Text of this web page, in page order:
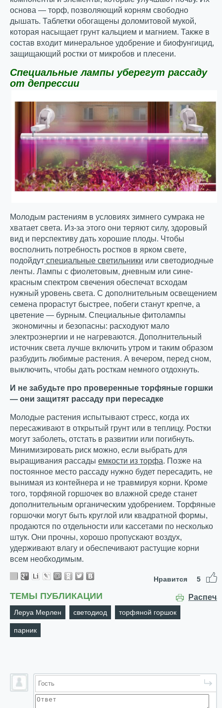
основа — торф, позволяющий корням свободно
дышать. Таблетки обогащены доломитовой мукой,
которая насыщает грунт кальцием и магнием. Также в
состав входит минеральное удобрение и биофунгицид,
защищающий ростки от микробов и плесени.
Специальные лампы уберегут рассаду
от депрессии
Молодым растениям в условиях зимнего сумрака не
хватает света. Из-за этого они теряют силу, здоровый
вид и перспективу дать хорошие плоды. Чтобы
восполнить потребность ростков в ярком свете,
подойдут специальные светильники или светодиодные
ленты. Лампы с фиолетовым, дневным или сине-
красным спектром свечения обеспечат всходам
нужный уровень света. С дополнительным освещением
семена прорастут быстрее, побеги станут крепче, а
цветение — бурным. Специальные фитолампы
экономичны и безопасны: расходуют мало
электроэнергии и не нагреваются. Дополнительный
источник света лучше включить утром и таким образом
разбудить любимые растения. А вечером, перед сном,
выключить, чтобы дать росткам немного отдохнуть.
И не забудьте про проверенные торфяные горшки
— они защитят рассаду при пересадке
Молодые растения испытывают стресс, когда их
пересаживают в открытый грунт или в теплицу. Ростки
могут заболеть, отстать в развитии или погибнуть.
Минимизировать риск можно, если выбрать для
выращивания рассады емкости из торфа. Позже на
постоянное место рассаду нужно будет пересадить, не
вынимая из контейнера и не травмируя корни. Кроме
того, торфяной горшочек во влажной среде станет
дополнительным органическим удобрением. Торфяные
горшочки могут быть круглой или квадратной формы,
продаются по отдельности или кассетами по несколько
штук. Они прочны, хорошо пропускают воздух,
удерживают влагу и обеспечивают растущие корни
всем необходимым.
Нравится 5
ТЕМЫ ПУБЛИКАЦИИ
Леруа Мерлен светодиод торфяной горшок
парник